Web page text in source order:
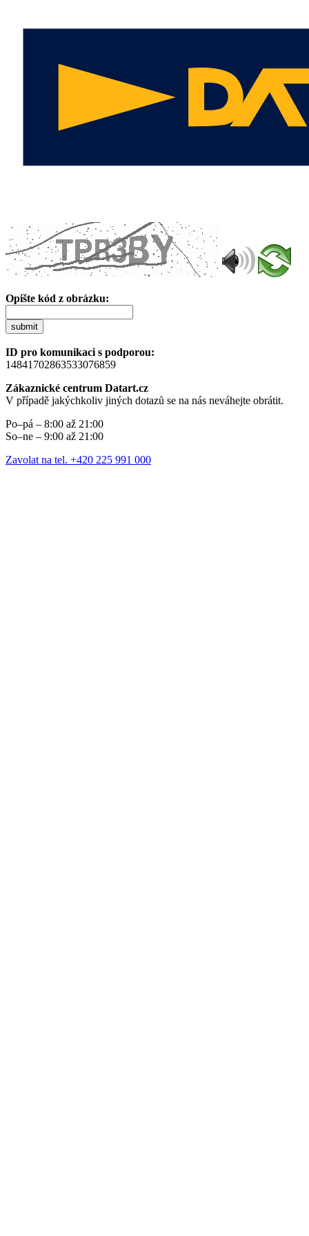
Opište kód z obrázku:
submit
ID pro komunikaci s podporou:
14841702863533076859
Zákaznické centrum Datart.cz
V případě jakýchkoliv jiných dotazů se na nás neváhejte obrátit.
Po–pá – 8:00 až 21:00
So–ne – 9:00 až 21:00
Zavolat na tel. +420 225 991 000